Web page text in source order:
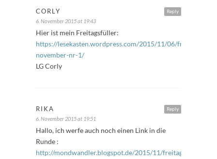
Reply
CORLY
6. November 2015 at 19:43
Hier ist mein Freitagsfüller:
https://lesekasten.wordpress.com/2015/11/06/
november-nr-1/
LG Corly
Reply
RIKA
6. November 2015 at 19:51
Hallo, ich werfe auch noch einen Link in die
Runde :
http://mondwandler.blogspot.de/2015/11/freitagsfuller.html